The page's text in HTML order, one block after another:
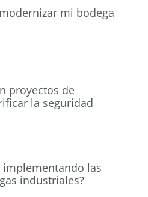
mi bodega
proyectos de
la seguridad
implementando las
industriales?